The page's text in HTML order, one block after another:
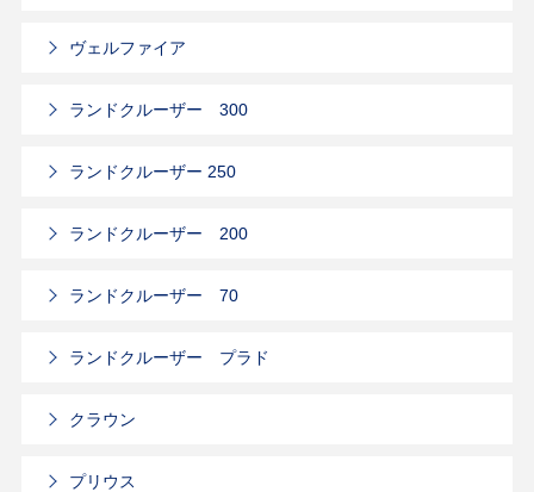
ヴェルファイア
ランドクルーザー 300
ランドクルーザー 250
ランドクルーザー 200
ランドクルーザー 70
ランドクルーザー プラド
クラウン
プリウス